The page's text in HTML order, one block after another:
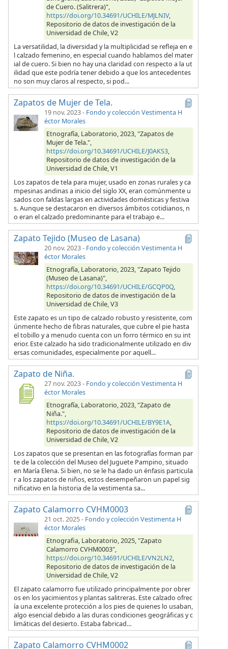
de Cuero. (Salitrera)",
https://doi.org/10.34691/UCHILE/MJLNIV,
Repositorio de datos de investigación de la
Universidad de Chile, V2
La versatilidad, la diversidad y la multiplicidad se refleja en e
l calzado femenino, en especial cuando hablamos del mater
ial de cuero. Si bien no hay una claridad con respecto a la ut
ilidad que este podría tener debido a que los antecedentes
no son muy claros al respecto, si pod...
Zapatos de Mujer de Tela.
19 nov. 2023- Fondo y colección Vestimenta H
éctor Morales
Etnografía, Laboratorio, 2023, "Zapatos de
Mujer de Tela.",
https://doi.org/10.34691/UCHILE/J0AKS3,
Repositorio de datos de investigación de la
Universidad de Chile, V1
Los zapatos de tela para mujer, usado en zonas rurales y ca
mpesinas andinas a inicio del siglo XX, eran comúnmente u
sados con faldas largas en actividades domésticas y festiva
s. Aunque se destacaron en diversos ámbitos cotidianos, n
o eran el calzado predominante para el trabajo e...
Zapato Tejido (Museo de Lasana)
20 nov. 2023- Fondo y colección Vestimenta H
éctor Morales
Etnografía, Laboratorio, 2023, "Zapato Tejido
(Museo de Lasana)",
https://doi.org/10.34691/UCHILE/GCQP0Q,
Repositorio de datos de investigación de la
Universidad de Chile, V3
Este zapato es un tipo de calzado robusto y resistente, com
únmente hecho de fibras naturales, que cubre el pie hasta
el tobillo y a menudo cuenta con un forro térmico en su int
erior. Este calzado ha sido tradicionalmente utilizado en div
ersas comunidades, especialmente por aquell...
Zapato de Niña.
27 nov. 2023- Fondo y colección Vestimenta H
éctor Morales
Etnografía, Laboratorio, 2023, "Zapato de
Niña.",
https://doi.org/10.34691/UCHILE/BY9E1A,
Repositorio de datos de investigación de la
Universidad de Chile, V2
Los zapatos que se presentan en las fotografías forman par
te de la colección del Museo del Juguete Pampino, situado
en María Elena. Si bien, no se le ha dado un énfasis particula
r a los zapatos de niños, estos desempeñaron un papel sig
nificativo en la historia de la vestimenta sa...
Zapato Calamorro CVHM0003
21 oct. 2025- Fondo y colección Vestimenta H
éctor Morales
Etnografia, Laboratorio, 2025, "Zapato
Calamorro CVHM0003",
https://doi.org/10.34691/UCHILE/VN2LN2,
Repositorio de datos de investigación de la
Universidad de Chile, V2
El zapato calamorro fue utilizado principalmente por obrer
os en los yacimientos y plantas salitreras. Este calzado ofrec
ía una excelente protección a los pies de quienes lo usaban,
algo esencial debido a las duras condiciones geográficas y c
limáticas del desierto. Estaba fabricad...
Zapato Calamorro CVHM0002